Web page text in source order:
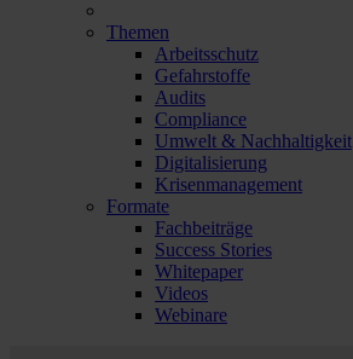
Themen
Arbeitsschutz
Gefahrstoffe
Audits
Compliance
Umwelt & Nachhaltigkeit
Digitalisierung
Krisenmanagement
Formate
Fachbeiträge
Success Stories
Whitepaper
Videos
Webinare